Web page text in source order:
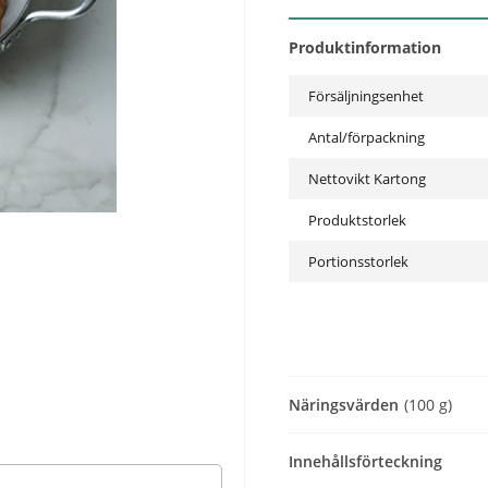
Produktinformation
Försäljningsenhet
Antal/förpackning
Nettovikt Kartong
Produktstorlek
Portionsstorlek
Näringsvärden (100 g)
Innehållsförteckning